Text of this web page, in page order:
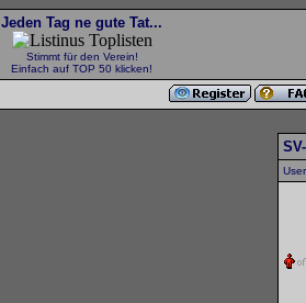
Jeden Tag ne gute Tat...
Stimmt für den Verein!
Einfach auf TOP 50 klicken!